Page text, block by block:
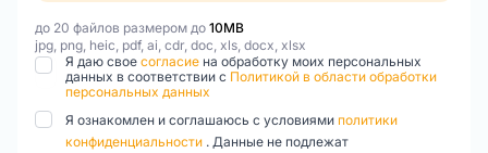
до 20 файлов размером до 10MB
jpg, png, heic, pdf, ai, cdr, doc, xls, docx, xlsx
Я даю свое согласие на обработку моих персональных
данных в соответствии с Политикой в области обработки
персональных данных
Я ознакомлен и соглашаюсь с условиями политики
конфиденциальности . Данные не подлежат